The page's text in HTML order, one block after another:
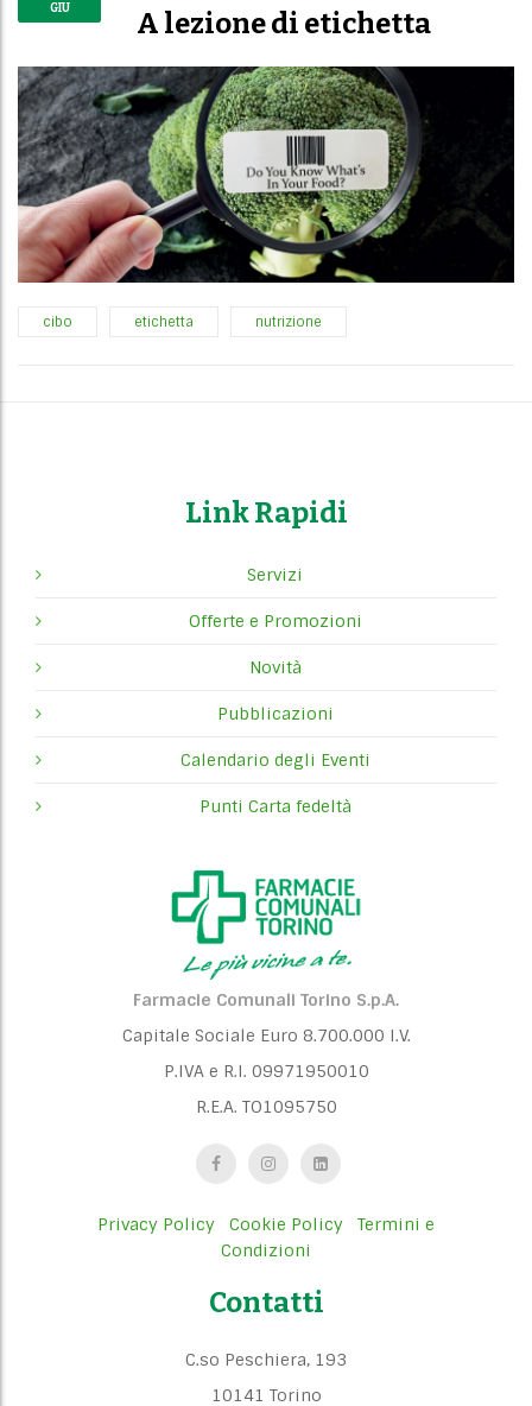
GIU A lezione di etichetta
cibo etichetta nutrizione
Link Rapidi
Servizi
Offerte e Promozioni
Novità
Pubblicazioni
Calendario degli Eventi
Punti Carta fedeltà
Farmacie Comunali Torino S.p.A.
Capitale Sociale Euro 8.700.000 I.V.
P.IVA e R.I. 09971950010
R.E.A. TO1095750
Privacy Policy Cookie Policy
Termini e
Condizioni
Contatti
C.so Peschiera, 193
10141 Torino